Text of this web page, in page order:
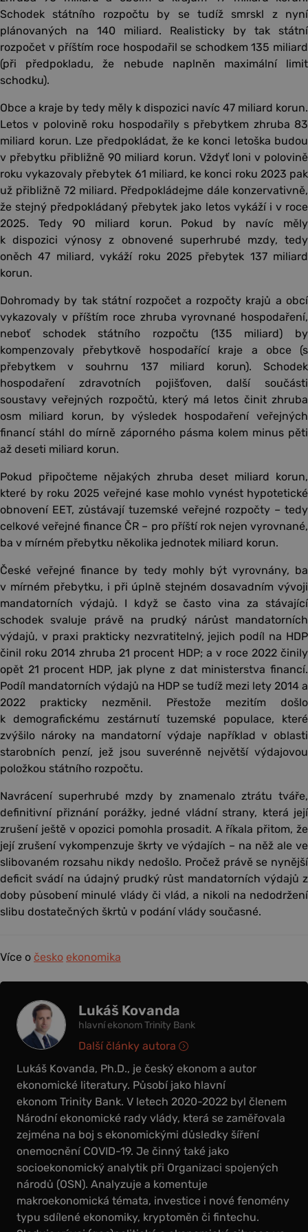
Schodek státního rozpočtu by se tudíž smrskl z nyní
plánovaných na 140 miliard. Realisticky by tak státní
rozpočet v příštím roce hospodařil se schodkem 135 miliard
(při předpokladu, že nebude naplněn maximální limit
schodku).
Obce a kraje by tedy měly k dispozici navíc 47 miliard korun.
Letos v polovině roku hospodařily s přebytkem zhruba 83
miliard korun. Lze předpokládat, že ke konci letoška budou
v přebytku přibližně 90 miliard korun. Vždyť loni v polovině
roku vykazovaly přebytek 61 miliard, ke konci roku 2023 pak
už přibližně 72 miliard. Předpokládejme dále konzervativně,
že stejný předpokládaný přebytek jako letos vykáží i v roce
2025. Tedy 90 miliard korun. Pokud by navíc měly
k dispozici výnosy z obnovené superhrubé mzdy, tedy
oněch 47 miliard, vykáží roku 2025 přebytek 137 miliard
korun.
Dohromady by tak státní rozpočet a rozpočty krajů a obcí
vykazovaly v příštím roce zhruba vyrovnané hospodaření,
neboť schodek státního rozpočtu (135 miliard) by
kompenzovaly přebytkově hospodařící kraje a obce (s
přebytkem v souhrnu 137 miliard korun). Schodek
hospodaření zdravotních pojišťoven, další součásti
soustavy veřejných rozpočtů, který má letos činit zhruba
osm miliard korun, by výsledek hospodaření veřejných
financí stáhl do mírně záporného pásma kolem minus pěti
až deseti miliard korun.
Pokud připočteme nějakých zhruba deset miliard korun,
které by roku 2025 veřejné kase mohlo vynést hypotetické
obnovení EET, zůstávají tuzemské veřejné rozpočty – tedy
celkové veřejné finance ČR – pro příští rok nejen vyrovnané,
ba v mírném přebytku několika jednotek miliard korun.
České veřejné finance by tedy mohly být vyrovnány, ba
v mírném přebytku, i při úplně stejném dosavadním vývoji
mandatorních výdajů. I když se často vina za stávající
schodek svaluje právě na prudký nárůst mandatorních
výdajů, v praxi prakticky nezvratitelný, jejich podíl na HDP
činil roku 2014 zhruba 21 procent HDP; a v roce 2022 činily
opět 21 procent HDP, jak plyne z dat ministerstva financí.
Podíl mandatorních výdajů na HDP se tudíž mezi lety 2014 a
2022 prakticky nezměnil. Přestože mezitím došlo
k demografickému zestárnutí tuzemské populace, které
zvýšilo nároky na mandatorní výdaje například v oblasti
starobních penzí, jež jsou suverénně největší výdajovou
položkou státního rozpočtu.
Navrácení superhrubé mzdy by znamenalo ztrátu tváře,
definitivní přiznání porážky, jedné vládní strany, která její
zrušení ještě v opozici pomohla prosadit. A říkala přitom, že
její zrušení vykompenzuje škrty ve výdajích – na něž ale ve
slibovaném rozsahu nikdy nedošlo. Pročež právě se nynější
deficit svádí na údajný prudký růst mandatorních výdajů z
doby působení minulé vlády či vlád, a nikoli na nedodržení
slibu dostatečných škrtů v podání vlády současné.
Více o česko ekonomika
Lukáš Kovanda
hlavní ekonom Trinity Bank
Lukáš Kovanda, Ph.D., je český ekonom a autor
ekonomické literatury. Působí jako hlavní
ekonom Trinity Bank. V letech 2020-2022 byl členem
Národní ekonomické rady vlády, která se zaměřovala
zejména na boj s ekonomickými důsledky šíření
onemocnění COVID-19. Je činný také jako
socioekonomický analytik při Organizaci spojených
národů (OSN). Analyzuje a komentuje
makroekonomická témata, investice i nové fenomény
typu sdílené ekonomiky, kryptoměn či fintechu.
Další články autora